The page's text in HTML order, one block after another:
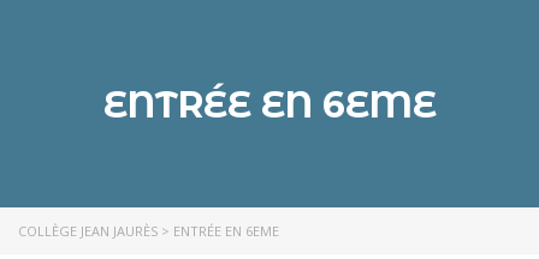
ENTRÉE EN 6EME
COLLÈGE JEAN JAURÈS > ENTRÉE EN 6EME